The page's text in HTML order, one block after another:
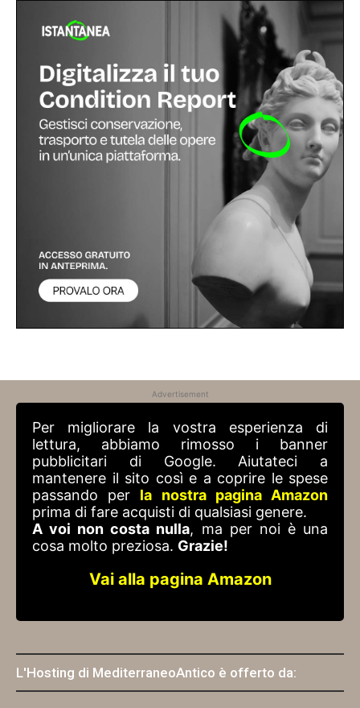
Advertisement
Per migliorare la vostra esperienza di
lettura, abbiamo rimosso i banner
pubblicitari di Google. Aiutateci a
mantenere il sito così e a coprire le spese
passando per la nostra pagina Amazon
prima di fare acquisti di qualsiasi genere.
A voi non costa nulla, ma per noi è una
cosa molto preziosa. Grazie!
Vai alla pagina Amazon
L'Hosting di MediterraneoAntico è offerto da: